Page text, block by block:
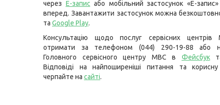
через Е-запис або мобільний застосунок «Е-
вперед. Завантажити застосунок можна
та Google Play.
Консультацію щодо послуг сервісних
отримати за телефоном (044) 290-19-88 або
Головного сервісного центру МВС в Фейсбук
Відповіді на найпоширеніші питання та
черпайте на сайті.